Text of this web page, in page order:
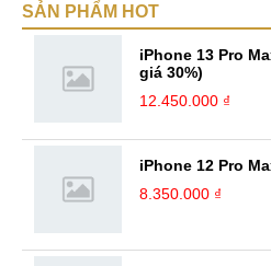
SẢN PHẨM HOT
iPhone 13 Pro
giá 30%)
12.450.000 ₫
iPhone 12 Pro
8.350.000 ₫